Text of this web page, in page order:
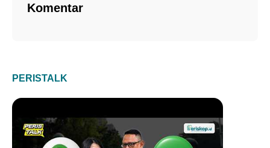
Komentar
PERISTALK